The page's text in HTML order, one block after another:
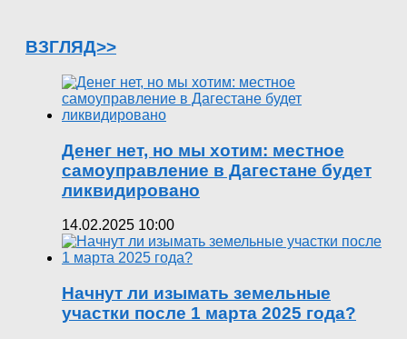
ВЗГЛЯД>>
Денег нет, но мы хотим: местное
самоуправление в Дагестане будет
ликвидировано
14.02.2025 10:00
Начнут ли изымать земельные
участки после 1 марта 2025 года?